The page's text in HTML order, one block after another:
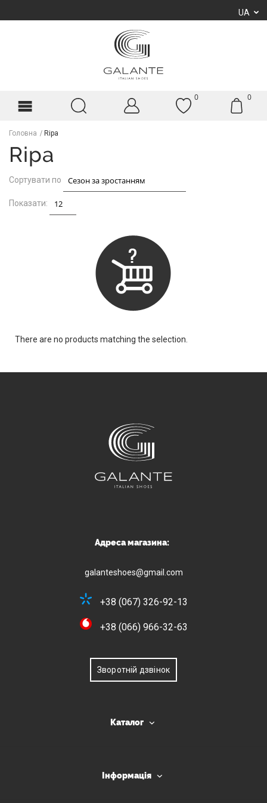
UA
0 0
Головна Ripa
Ripa
Сортувати по
Показати:
There are no products matching the selection.
Адреса магазина:
galanteshoes@gmail.com
+38 (067) 326-92-13
+38 (066) 966-32-63
Зворотній дзвінок
Каталог
Інформація